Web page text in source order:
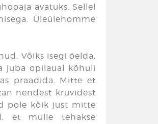
avatuks. Sellel
Üleülehomme
Võiks isegi öelda,
juba opilaual kõhuli
praadida. Mitte et
nendest kruvidest
pole kõik just mitte
et mulle tehakse